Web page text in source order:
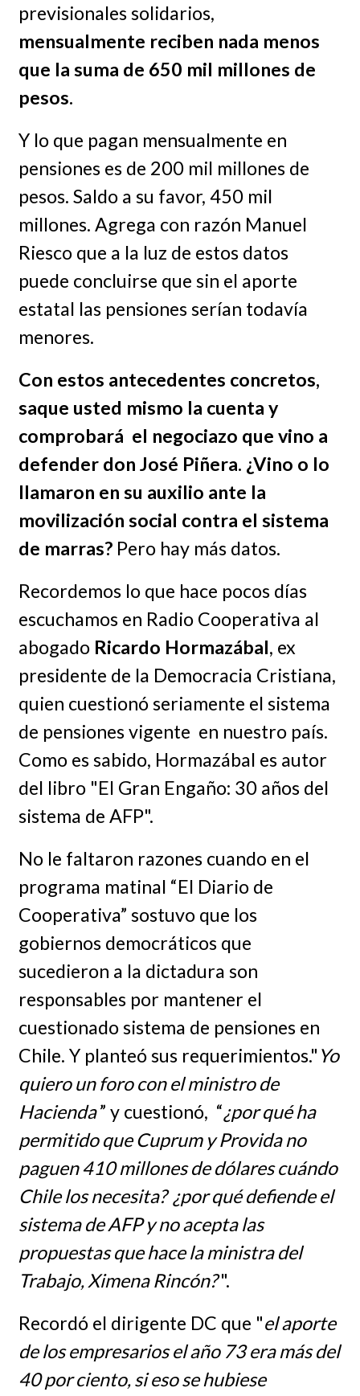
previsionales solidarios,
mensualmente reciben nada menos
que la suma de 650 mil millones de
pesos.
Y lo que pagan mensualmente en
pensiones es de 200 mil millones de
pesos. Saldo a su favor, 450 mil
millones. Agrega con razón Manuel
Riesco que a la luz de estos datos
puede concluirse que sin el aporte
estatal las pensiones serían todavía
menores.
Con estos antecedentes concretos,
saque usted mismo la cuenta y
comprobará el negociazo que vino a
defender don José Piñera. ¿Vino o lo
llamaron en su auxilio ante la
movilización social contra el sistema
de marras?Pero hay más datos.
Recordemos lo que hace pocos días
escuchamos en Radio Cooperativa al
abogado Ricardo Hormazábal, ex
presidente de la Democracia Cristiana,
quien cuestionó seriamente el sistema
de pensiones vigente en nuestro país.
Como es sabido, Hormazábal es autor
del libro "El Gran Engaño: 30 años del
sistema de AFP".
No le faltaron razones cuando en el
programa matinal “El Diario de
Cooperativa” sostuvo que los
gobiernos democráticos que
sucedieron a la dictadura son
responsables por mantener el
cuestionado sistema de pensiones en
Chile. Y planteó sus requerimientos." Yo
quiero un foro con el ministro de
Hacienda” y cuestionó, “¿por qué ha
permitido que Cuprum y Provida no
paguen 410 millones de dólares cuándo
Chile los necesita? ¿por qué defiende el
sistema de AFP y no acepta las
propuestas que hace la ministra del
Trabajo, Ximena Rincón?".
Recordó el dirigente DC que "el aporte
de los empresarios el año 73 era más del
40 por ciento, si eso se hubiese